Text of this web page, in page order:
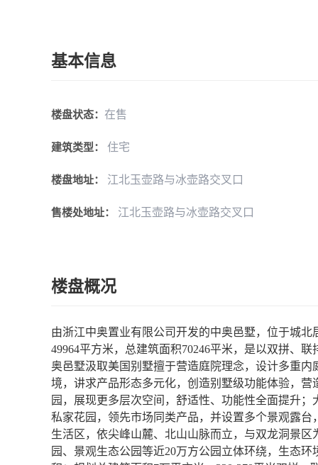
基本信息
楼盘状态： 在售
建筑类型： 住宅
楼盘地址： 江北玉壶路与冰壶路交叉口
售楼处地址： 江北玉壶路与冰壶路交叉口
楼盘概况
由浙江中奥置业有限公司开发的中奥邑墅，位于城
49964平方米，总建筑面积70246平米，是以双拼、
奥邑墅汲取美国别墅擅于营造庭院理念，设计多重
境，讲求产品形态多元化，创造别墅级功能体验，
园，展现更多层次空间，舒适性、功能性全面提升
私家花园，领先市场同类产品，并设置多个景观露台
生活区，依尖峰山麓、北山山脉而立，与双龙洞景
园、景观生态公园等近20万方公园立体环绕，生态